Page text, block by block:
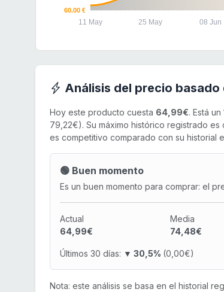
60.00 €
11 May 25 May 08 Jun
Análisis del precio basado
Hoy este producto cuesta 64,99€. Está un
79,22€). Su máximo histórico registrado es
es competitivo comparado con su historial
🟢 Buen momento
Es un buen momento para comprar: el
Actual
64,99€
Media
74,48€
Últimos 30 días: ▼ 30,5% (0,00€)
Nota: este análisis se basa en el historial